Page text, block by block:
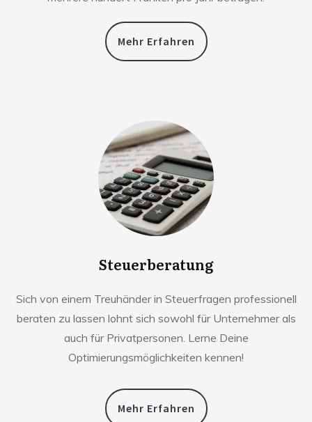
Mehr Erfahren
Steuerberatung
Sich von einem Treuhänder in Steuerfragen professionell
beraten zu lassen lohnt sich sowohl für Unternehmer als
auch für Privatpersonen. Lerne Deine
Optimierungsmöglichkeiten kennen!
Mehr Erfahren